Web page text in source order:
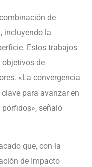
de
incluyendo la
Estos trabajos
objetivos de
«La convergencia
para avanzar en
pórfidos», señaló
que, con la
de Impacto